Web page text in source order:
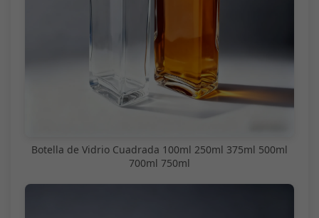
Botella de Vidrio Cuadrada 100ml 250ml 375ml 500ml
700ml 750ml